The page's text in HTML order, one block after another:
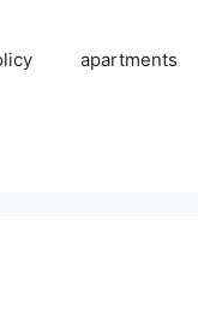
apartments